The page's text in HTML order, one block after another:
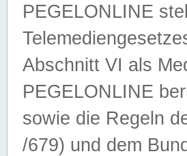
PEGELONLINE
Abschnitt VI als
PEGELONLINE
sowie die Regeln
/679) und dem